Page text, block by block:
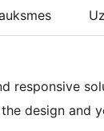
responsive
design and